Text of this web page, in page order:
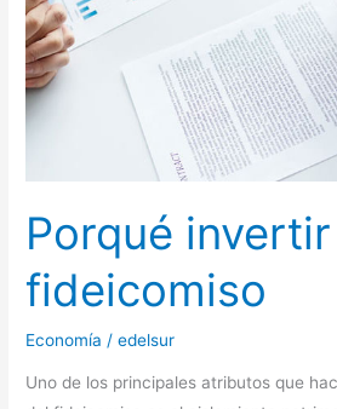
Porqué
fideicomiso
Economía /edelsur
Uno de los principales atributos que